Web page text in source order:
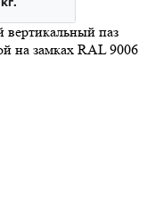
вертикальный паз
на замках RAL 9006